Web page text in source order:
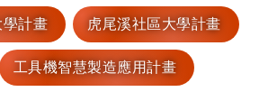
學計畫 虎尾溪社區大學計畫
工具機智慧製造應用計畫